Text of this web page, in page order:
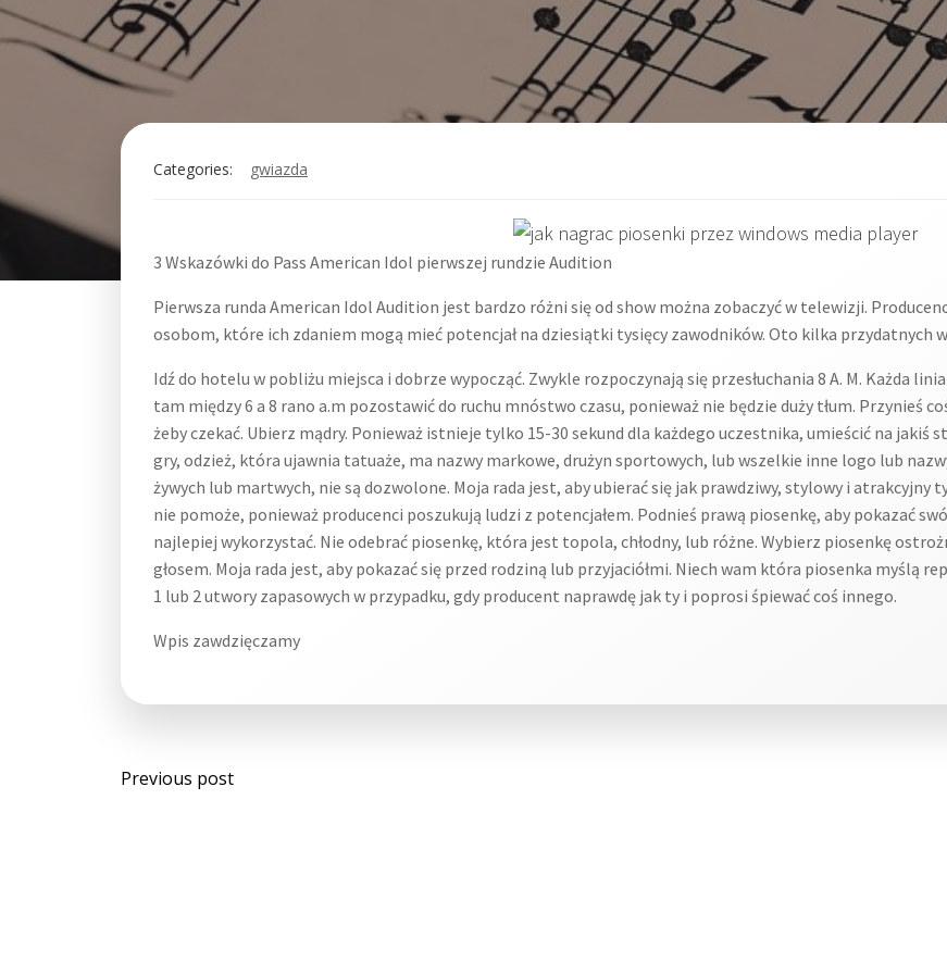
Categories: gwiazda
3 Wskazówki do Pass American Idol pierwszej rundzie Audition
Pierwsza runda American Idol Audition jest bardzo różni się od show można zobaczyć w telewizji.
osobom, które ich zdaniem mogą mieć potencjał na dziesiątki tysięcy zawodników. Oto kilka przydatnych
Idź do hotelu w pobliżu miejsca i dobrze wypocząć. Zwykle rozpoczynają się przesłuchania 8 A. M. Każda
tam między 6 a 8 rano a.m pozostawić do ruchu mnóstwo czasu, ponieważ nie będzie duży tłum. Przynieś
żeby czekać. Ubierz mądry. Ponieważ istnieje tylko 15-30 sekund dla każdego uczestnika, umieścić na jakiś
gry, odzież, która ujawnia tatuaże, ma nazwy markowe, drużyn sportowych, lub wszelkie inne logo lub
żywych lub martwych, nie są dozwolone. Moja rada jest, aby ubierać się jak prawdziwy, stylowy i atrakcyjny
nie pomoże, ponieważ producenci poszukują ludzi z potencjałem. Podnieś prawą piosenkę, aby pokazać
najlepiej wykorzystać. Nie odebrać piosenkę, która jest topola, chłodny, lub różne. Wybierz piosenkę
głosem. Moja rada jest, aby pokazać się przed rodziną lub przyjaciółmi. Niech wam która piosenka myślą
1 lub 2 utwory zapasowych w przypadku, gdy producent naprawdę jak ty i poprosi śpiewać coś innego.
Wpis zawdzięczamy
Post
Previous post